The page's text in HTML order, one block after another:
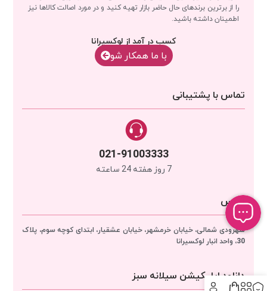
را از برترین برندهای حال حاضر بازار تهیه کنید و در مورد اصالت کالاها نیز
اطمینان داشته باشید.
کسب در آمد از لوکسیرانا
با‌‌ ما همکار شو
تماس با پشتیبانی
021-91003333
7 روز هفته 24 ساعته
آدرس
سهرودی شمالی، خیابان خرمشهر، خیابان عشقیار، ابتدای کوچه سوم، پلاک
30، واحد انبار
لوکسیرانا
دانلود اپلیکیشن سیلانه سبز